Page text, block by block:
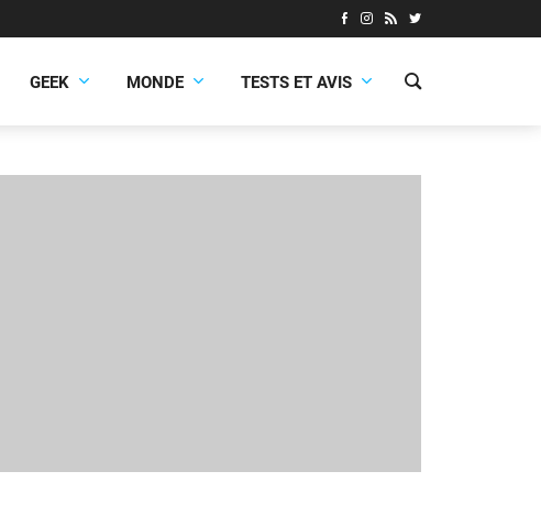
GEEK MONDE TESTS ET AVIS